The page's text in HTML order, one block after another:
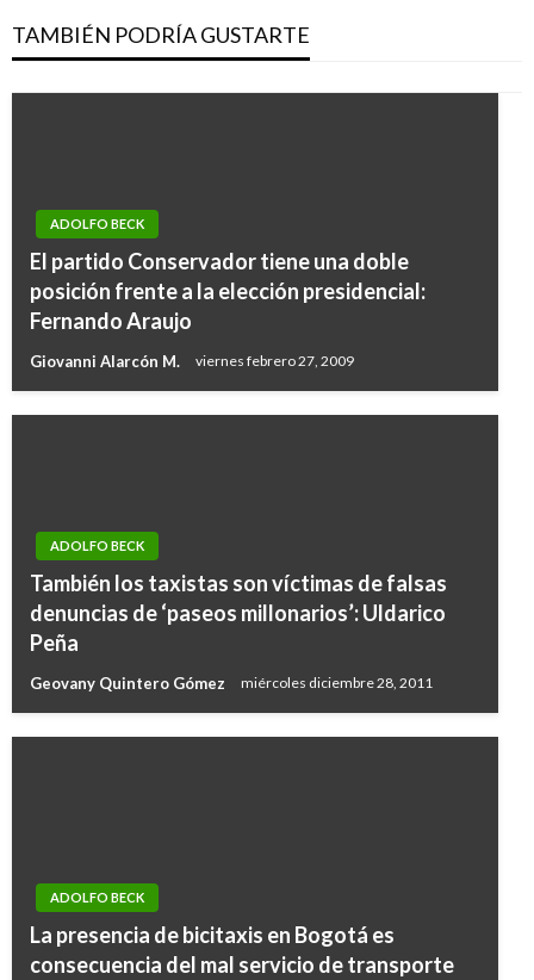
TAMBIÉN PODRÍA GUSTARTE
ADOLFO BECK
El partido Conservador tiene una doble
posición frente a la elección presidencial:
Fernando Araujo
Giovanni Alarcón M. viernes febrero 27, 2009
ADOLFO BECK
También los taxistas son víctimas de falsas
denuncias de ‘paseos millonarios’: Uldarico
Peña
Geovany Quintero Gómez miércoles diciembre 28, 2011
ADOLFO BECK
La presencia de bicitaxis en Bogotá es
consecuencia del mal servicio de transporte